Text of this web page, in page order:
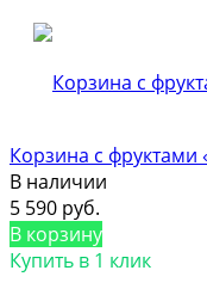
Корзина с фруктами
В наличии
5 590 руб.
В корзину
Купить в 1 клик